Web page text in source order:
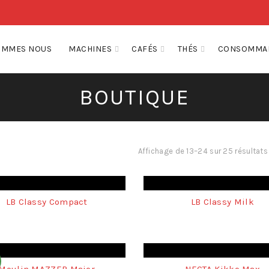
NOUS MACHINES CAFÉS THÉS
BOUTIQUE
Affichage de 13–24 sur 25 résultats
LB Classy Compact LB Classy Milk